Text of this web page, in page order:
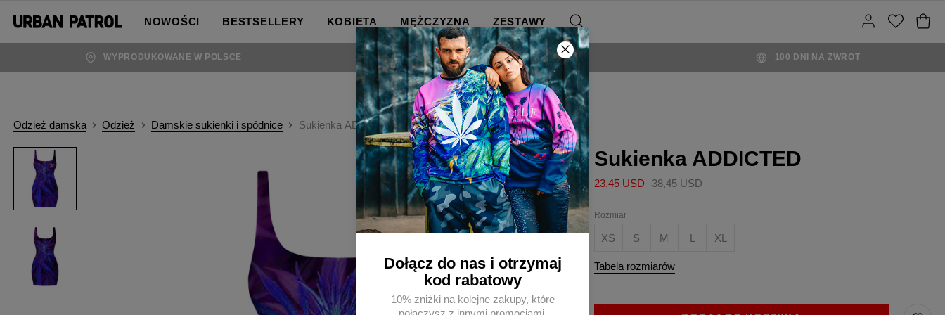
NOWOŚCI BESTSELLERY KOBIETA MĘŻCZYZNA ZESTAWY
WYPRODUKOWANE W POLSCE DARMOWA DOSTAWA OD 250 ZŁ 100 DNI NA ZWROT
Odzież damska Odzież Damskie sukienki i spódnice Sukienka ADDICTED
Sukienka
ADDICTED
Sukienka
ADDICTED
Sukienka ADDICTED
23,45 USD 38,45 USD
Rozmiar
XS S M L XL
Tabela rozmiarów
Dołącz do nas i otrzymaj
kod rabatowy
10% zniżki na kolejne zakupy, które